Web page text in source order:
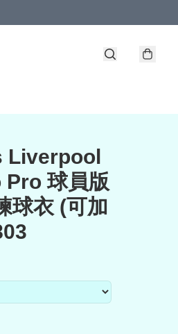
Liverpool
球員版
球衣 (可加